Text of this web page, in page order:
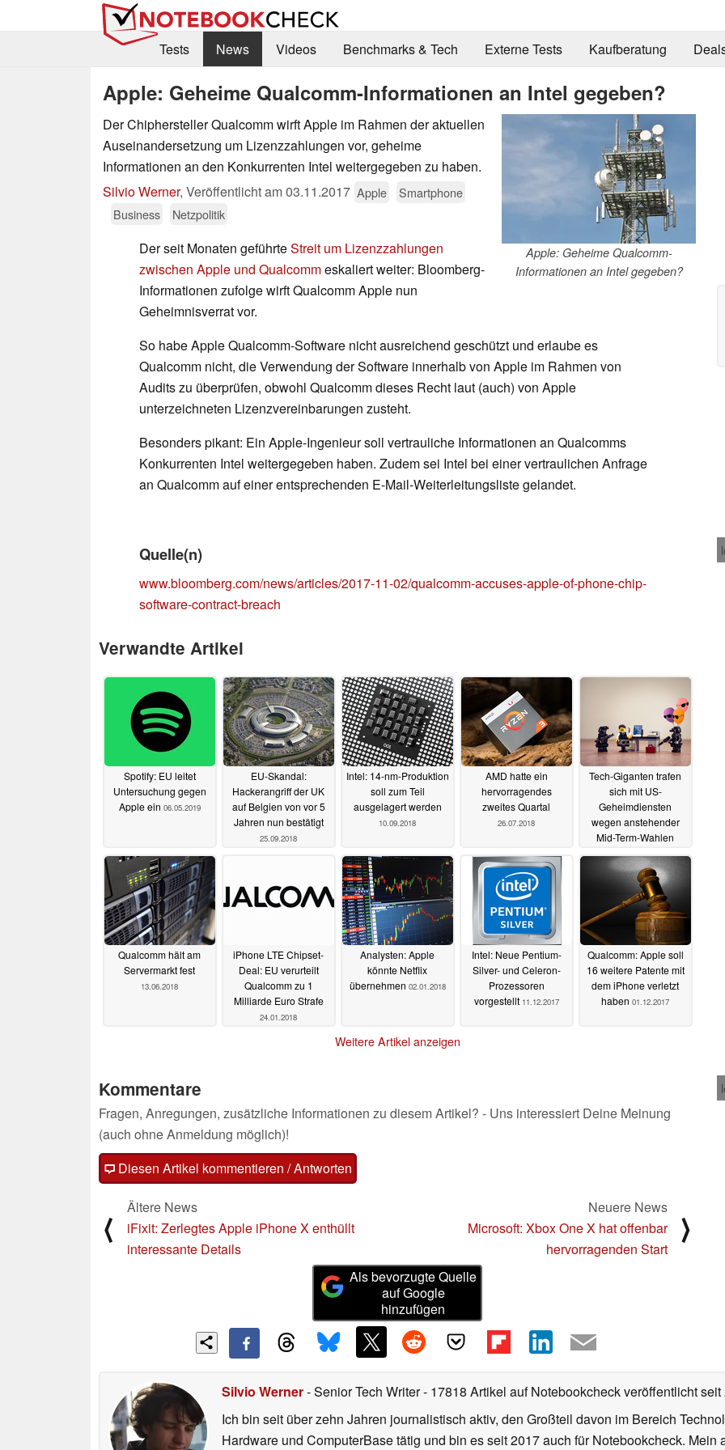
Tests
News Videos Benchmarks & Tech Externe Tests Kaufberatung
Apple: Geheime Qualcomm-Informationen an Intel gegeben?
Apple: Geheime Qualcomm-
Informationen an Intel gegeben?
Der Chiphersteller Qualcomm wirft Apple im Rahmen der aktuellen
Auseinandersetzung um Lizenzzahlungen vor, geheime
Informationen an den Konkurrenten Intel weitergegeben zu haben.
Silvio Werner, Veröffentlicht am03.11.2017 Apple
Smartphone
Business
Netzpolitik
Der seit Monaten geführteStreit um Lizenzzahlungen
zwischen Apple und Qualcommeskaliert weiter: Bloomberg-
Informationen zufolge wirft Qualcomm Apple nun
Geheimnisverrat vor.
So habe Apple Qualcomm-Software nicht ausreichend geschützt und erlaube es
Qualcomm nicht, die Verwendung der Software innerhalb von Apple im Rahmen von
Audits zu überprüfen, obwohl Qualcomm dieses Recht laut (auch) von Apple
unterzeichneten Lizenzvereinbarungen zusteht.
Besonders pikant: Ein Apple-Ingenieur soll vertrauliche Informationen an Qualcomms
Konkurrenten Intel weitergegeben haben. Zudem sei Intel bei einer vertraulichen Anfrage
an Qualcomm auf einer entsprechenden E-Mail-Weiterleitungsliste gelandet.
Quelle(n)
www.bloomberg.com/news/articles/2017-11-02/qualcomm-accuses-apple-of-phone-chip-
software-contract-breach
Verwandte Artikel
Spotify: EU leitet
Untersuchung gegen
Apple ein 06.05.2019
EU-Skandal:
Hackerangriff der UK
auf Belgien von vor 5
Jahren nun bestätigt
25.09.2018
Intel: 14-nm-Produktion
soll zum Teil
ausgelagert werden
10.09.2018
AMD hatte ein
hervorragendes
zweites Quartal
26.07.2018
Tech-Giganten trafen
sich mit US-
Geheimdiensten
wegen anstehender
Mid-Term-Wahlen
26.06.2018
Qualcomm hält am
Servermarkt fest
13.06.2018
iPhone LTE Chipset-
Deal: EU verurteilt
Qualcomm zu 1
Milliarde Euro Strafe
24.01.2018
Analysten: Apple
könnte Netflix
übernehmen 02.01.2018
Intel: Neue Pentium-
Silver- und Celeron-
Prozessoren
vorgestellt 11.12.2017
Qualcomm: Apple soll
16 weitere Patente mit
dem iPhone verletzt
haben 01.12.2017
Weitere Artikel anzeigen
Kommentare
Fragen, Anregungen, zusätzliche Informationen zu diesem Artikel? - Uns interessiert Deine Meinung
(auch ohne Anmeldung möglich)!
Diesen Artikel kommentieren / Antworten
⟨
Ältere News
iFixit: Zerlegtes Apple iPhone X enthüllt
interessante Details
Neuere News
Microsoft: Xbox One X hat offenbar
hervorragenden Start
⟩
Als bevorzugte Quelle
auf Google
hinzufügen
Silvio Werner- Senior Tech Writer- 17818 Artikel auf Notebookcheck veröffentlichtseit
Ich bin seit über zehn Jahren journalistisch aktiv, den Großteil davon im Bereich
Hardware und ComputerBase tätig und bin es seit 2017 auch für Notebookcheck.